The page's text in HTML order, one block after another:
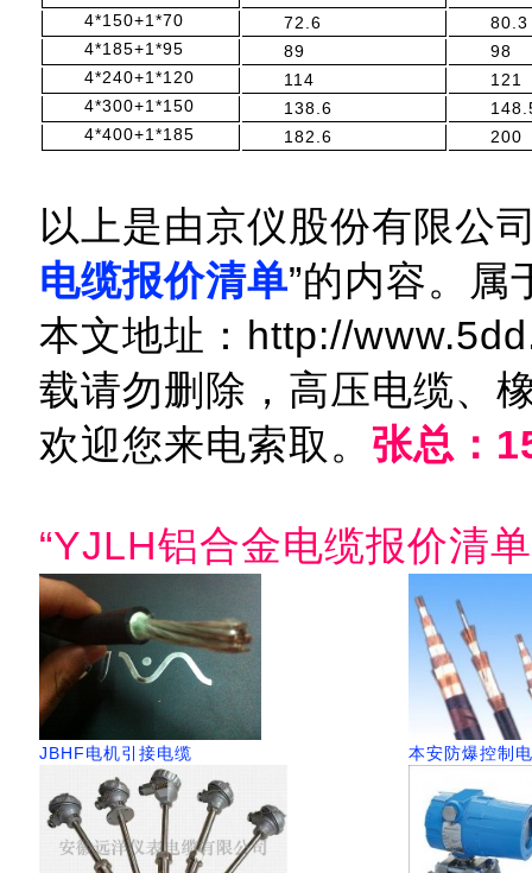
4*150+1*70
72.6
80.3
4*185+1*95
89
98
4*240+1*120
114
121
4*300+1*150
138.6
4*400+1*185
182.6 200
以上是由京仪股份有限公
电缆报价清单”的内容。属
本文地址：http://
载请勿删除，高压电缆、
欢迎您来电索取。 张总：
“YJLH铝合金电缆报价清
JBHF电机引接电缆 本安防爆控制